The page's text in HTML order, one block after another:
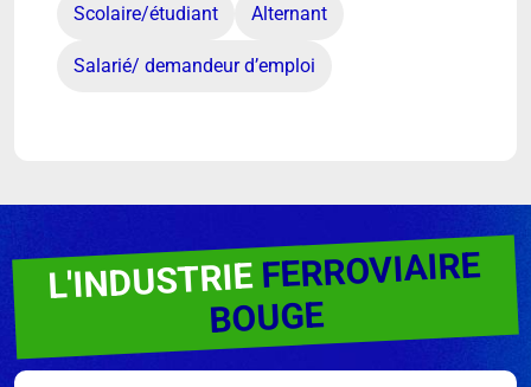
Scolaire/étudiant Alternant
Salarié/ demandeur d’emploi
L'INDUSTRIEFERROVIAIRE
BOUGE